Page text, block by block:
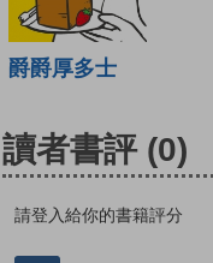
爵爵厚多士
讀者書評 (0)
請登入給你的書籍評分